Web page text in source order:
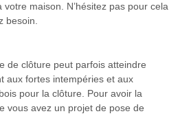
maison. N’hésitez pas pour cela
besoin.
de clôture peut parfois atteindre
aux fortes intempéries et aux
pour la clôture. Pour avoir la
vous avez un projet de pose de